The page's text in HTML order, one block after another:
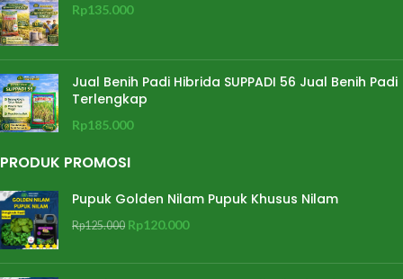
Rp135.000
Jual Benih Padi Hibrida SUPPADI 56 Jual Benih Padi
Terlengkap
Rp185.000
PRODUK PROMOSI
Pupuk Golden Nilam Pupuk Khusus Nilam
Rp125.000 Rp120.000